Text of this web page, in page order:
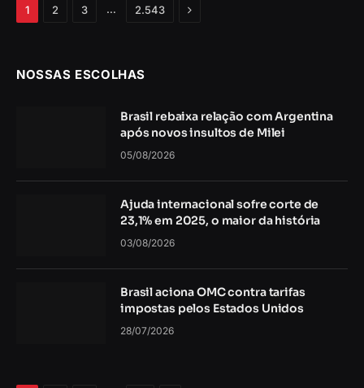
1 2 3 … 2.543 Próximo
NOSSAS ESCOLHAS
Brasil rebaixa relação com Argentina
após novos insultos de Milei
05/08/2026
Ajuda internacional sofre corte de
23,1% em 2025, o maior da história
03/08/2026
Brasil aciona OMC contra tarifas
impostas pelos Estados Unidos
28/07/2026